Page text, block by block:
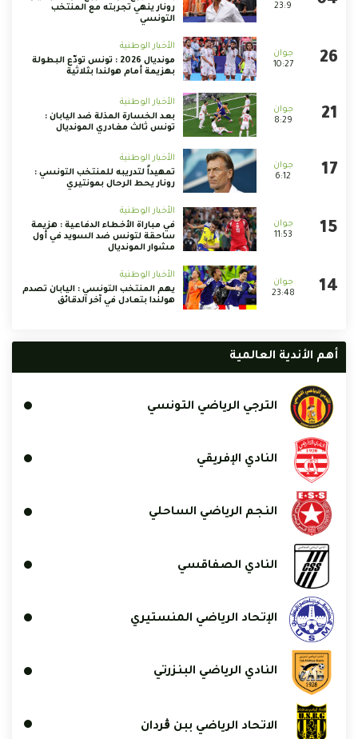
23:9
رونار ينهي تجربته مع المنتخب
التونسي
10:27
الأخبار الوطنية
مونديال 2026 : تونس تودّع البطولة
بهزيمة أمام هولندا بثلاثية
8:29
الأخبار الوطنية
بعد الخسارة المذلة ضد اليابان :
تونس ثالث مغادري المونديال
6:12
الأخبار الوطنية
تمهيداً لتدريبه للمنتخب التونسي :
رونار يحط الرحال بمونتيري
11:53
الأخبار الوطنية
في مباراة الأخطاء الدفاعية : هزيمة
ساحقة لتونس ضد السويد في أول
مشوار المونديال
23:48
الأخبار الوطنية
يهم المنتخب التونسي : اليابان تصدم
هولندا بتعادل في آخر الدقائق
أهم الأندية العالمية
الترجي الرياضي التونسي
النادي الإفريقي
النجم الرياضي الساحلي
النادي الصفاقسي
الإتحاد الرياضي المنستيري
النادي الرياضي البنزرتي
الاتحاد الرياضي ببن ڨردان